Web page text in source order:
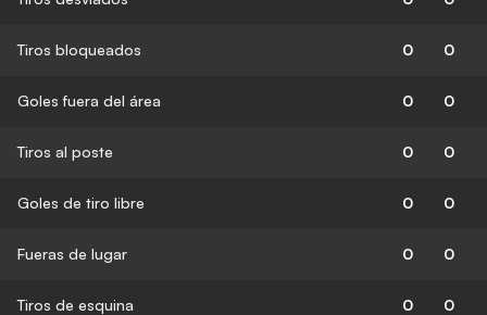
Tiros bloqueados 0 0
Goles fuera del área 0 0
Tiros al poste 0 0
Goles de tiro libre 0 0
Fueras de lugar 0 0
Tiros de esquina 0 0